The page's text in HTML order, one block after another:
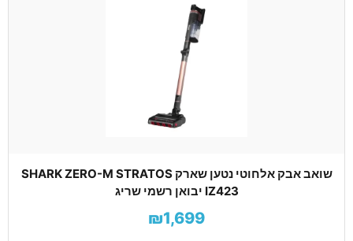
שואב אבק אלחוטי נטען שארק SHARK ZERO-M STRATOS
IZ423 יבואן רשמי שריג
₪1,699